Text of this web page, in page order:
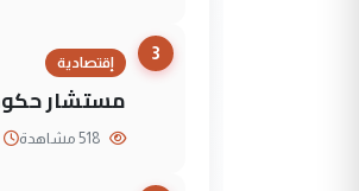
3
إقتصادية
مستشار